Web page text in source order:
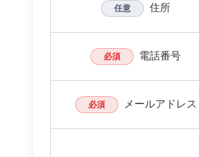
任意 住所
必須 電話番号
必須 メールアドレス